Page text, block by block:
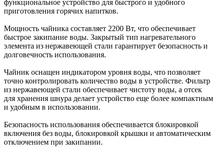
функциональное устройство для быстрого и удобного
приготовления горячих напитков.
Мощность чайника составляет 2200 Вт, что обеспечивает
быстрое закипание воды. Закрытый тип нагревательного
элемента из нержавеющей стали гарантирует безопасность и
долговечность использования.
Чайник оснащен индикатором уровня воды, что позволяет
точно контролировать количество воды в устройстве. Фильтр
из нержавеющей стали обеспечивает чистоту воды, а отсек
для хранения шнура делает устройство еще более компактным
и удобным в использовании.
Безопасность использования обеспечивается блокировкой
включения без воды, блокировкой крышки и автоматическим
отключением при закипании.